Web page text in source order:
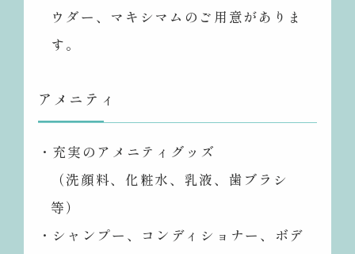
ウダー、マキシマムのご用意がありま
す。
アメニティ
・充実のアメニティグッズ
（洗顔料、化粧水、乳液、歯ブラシ
等）
・シャンプー、コンディショナー、ボデ